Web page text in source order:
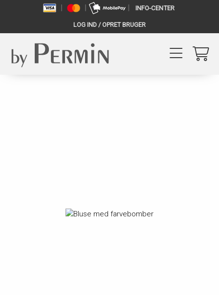
INFO-CENTER
LOG IND / OPRET BRUGER